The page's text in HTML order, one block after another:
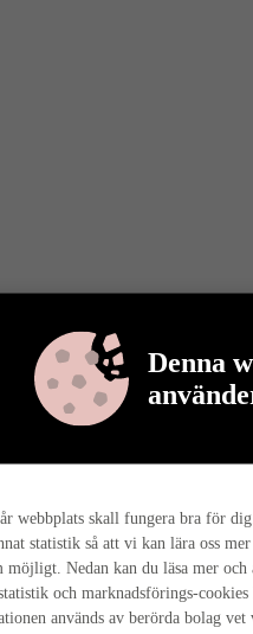
Denna
webbplats skall fungera bra för
statistik så att vi kan lära oss
möjligt. Nedan kan du läsa mer
och marknadsförings-
används av berörda bolag
vi mer om varför det är